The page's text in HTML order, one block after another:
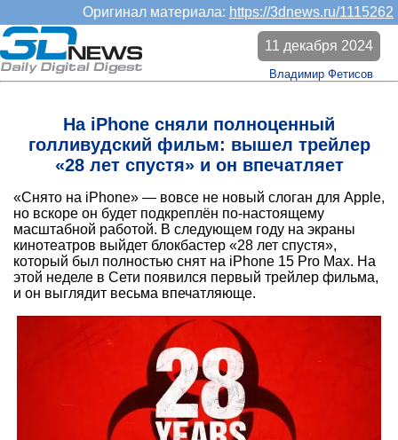
Оригинал материала: https://3dnews.ru/1115262
На iPhone сняли полноценный
голливудский фильм: вышел трейлер
«28 лет спустя» и он впечатляет
11 декабря 2024
Владимир Фетисов
«Снято на iPhone» — вовсе не новый слоган для Apple,
но вскоре он будет подкреплён по-настоящему
масштабной работой. В следующем году на экраны
кинотеатров выйдет блокбастер «28 лет спустя»,
который был полностью снят на iPhone 15 Pro Max. На
этой неделе в Сети появился первый трейлер фильма,
и он выглядит весьма впечатляюще.